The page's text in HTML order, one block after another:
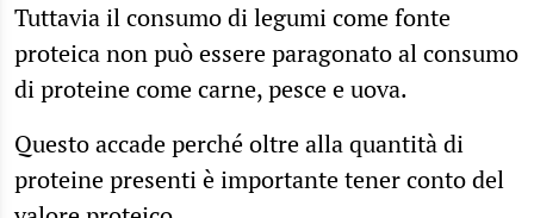
Tuttavia il consumo di legumi come fonte
proteica non può essere paragonato al consumo
di proteine come carne, pesce e uova.
Questo accade perché oltre alla quantità di
proteine presenti è importante tener conto del